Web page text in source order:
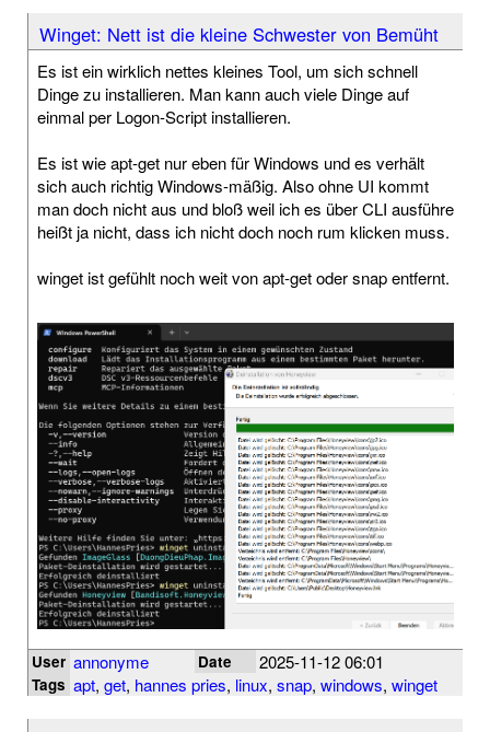
Winget: Nett ist die kleine Schwester von Bemüht
Es ist ein wirklich nettes kleines Tool, um sich schnell
Dinge zu installieren. Man kann auch viele Dinge auf
einmal per Logon-Script installieren.
Es ist wie apt-get nur eben für Windows und es verhält
sich auch richtig Windows-mäßig. Also ohne UI kommt
man doch nicht aus und bloß weil ich es über CLI ausführe
heißt ja nicht, dass ich nicht doch noch rum klicken muss.
winget ist gefühlt noch weit von apt-get oder snap entfernt.
User annonyme Date 2025-11-12 06:01
Tags apt, get, hannes pries, linux, snap, windows, winget